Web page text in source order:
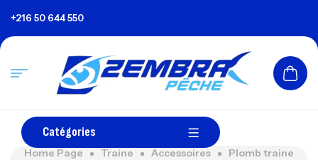
+216 50 644 550
Catégories
Home Page Traine Accessoires
Plomb traine